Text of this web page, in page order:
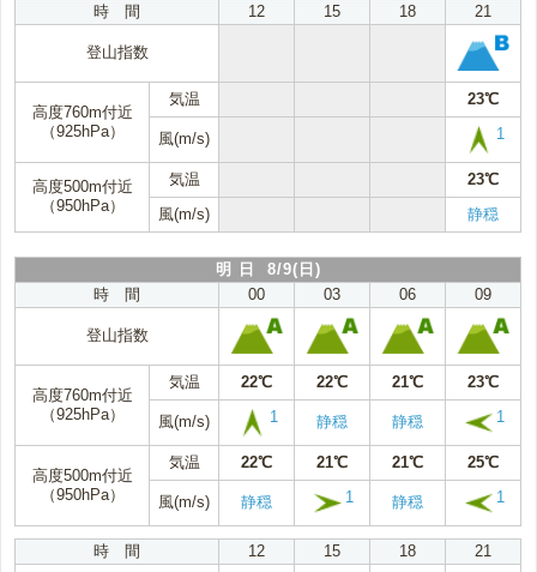
時 間
12 15 18 21
登山指数
高度760m付近
（925hPa）
気温 23℃
風(m/s) 1
高度500m付近
（950hPa）
気温
23℃
風(m/s)
静穏
明 日 8/9(日)
時 間
00 03 06 09
登山指数
高度760m付近
（925hPa）
気温 22℃ 22℃ 21℃ 23℃
風(m/s) 1 静穏 静穏 1
高度500m付近
（950hPa）
気温 22℃ 21℃ 21℃ 25℃
風(m/s) 静穏 1 静穏 1
時 間 12 15 18 21